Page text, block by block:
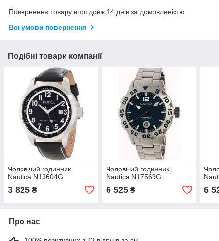
Повернення товару впродовж 14 днів за домовленістю
Всі умови повернення
Подібні товари компанії
Чоловічий годинник
Nautica N13604G
3 825 ₴
Чоловічий годинник
Nautica N17569G
6 525₴ 6
Про нас